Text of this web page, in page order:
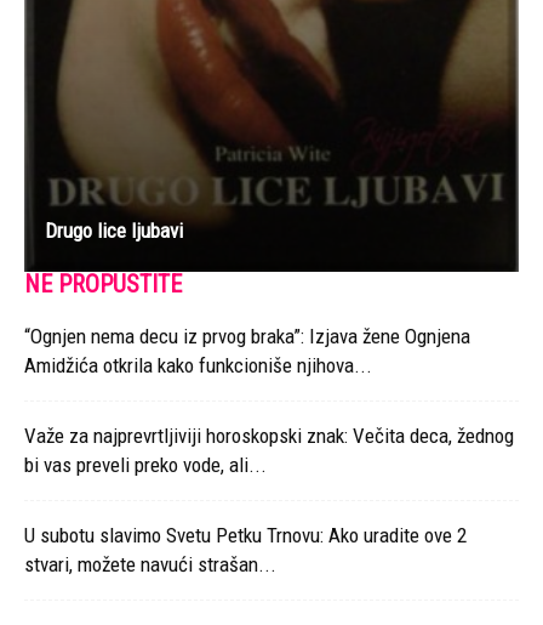
Drugo lice ljubavi
NE PROPUSTITE
“Ognjen nema decu iz prvog braka”: Izjava žene Ognjena
Amidžića otkrila kako funkcioniše njihova...
Važe za najprevrtljiviji horoskopski znak: Večita deca, žednog
bi vas preveli preko vode, ali...
U subotu slavimo Svetu Petku Trnovu: Ako uradite ove 2
stvari, možete navući strašan...